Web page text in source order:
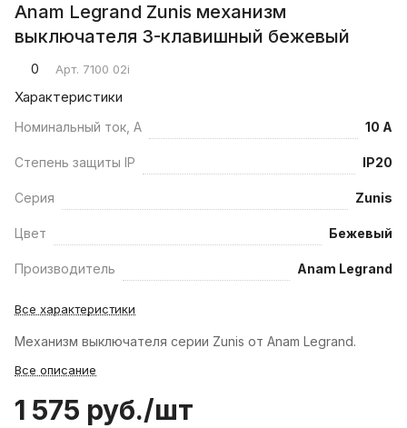
Anam Legrand Zunis механизм
выключателя 3-клавишный бежевый
0 Арт. 7100 02i
Характеристики
Номинальный ток, А 10 А
Степень защиты IP IP20
Серия Zunis
Цвет Бежевый
Производитель Anam Legrand
Все характеристики
Механизм выключателя серии Zunis от Anam Legrand.
Все описание
1 575 руб./шт